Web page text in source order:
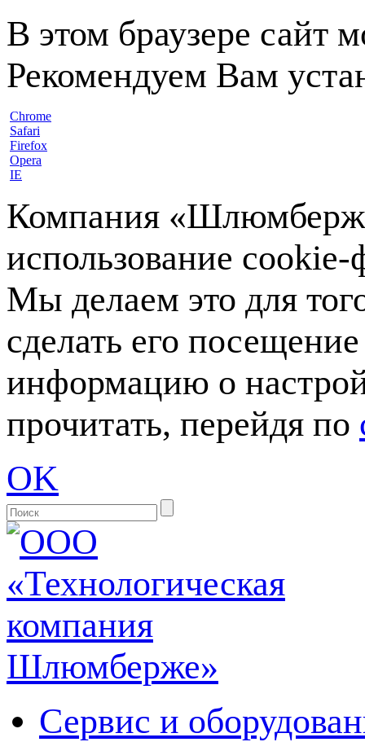
В этом браузере сайт
Рекомендуем Вам
Chrome
Safari
Firefox
Opera
IE
Компания
использование
Мы делаем это для
сделать его
информацию о
прочитать, перейдя по
OK
Сервис и